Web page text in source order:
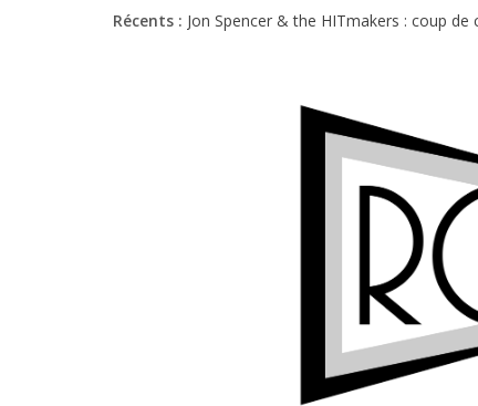
Récents : Jon Spencer & the HITmakers : coup
Charlie Puth à l’Olympia : la leçon de